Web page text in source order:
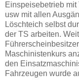
Einspeisebetrieb mit
usw mit allen
Löschteich selbst
der TS arbeiten.
Maschinistenkurs
den
Fahrzeugen wurde